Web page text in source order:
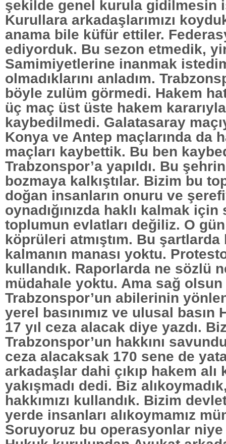
şekilde genel kurula gidilmesin
Kurullara arkadaşlarımızı
anama bile küfür ettiler.
ediyorduk. Bu sezon etmedik,
Samimiyetlerine inanmak
olmadıklarını anladım.
böyle zulüm görmedi. Hakem
üç maç üst üste hakem
kaybedilmedi. Galatasaray
Konya ve Antep maçlarında da
maçları kaybettik. Bu ben
Trabzonspor’a yapıldı. Bu
bozmaya kalkıştılar. Bizim bu
doğan insanların onuru ve
oynadığınızda haklı kalmak
toplumun evlatları değiliz. O
köprüleri atmıştım. Bu şartlarda
kalmanın manası yoktu. Protesto
kullandık. Raporlarda ne sözlü
müdahale yoktu. Ama sağ olsun
Trabzonspor’un abilerinin
yerel basınımız ve ulusal basın
17 yıl ceza alacak diye yazdı.
Trabzonspor’un hakkını
ceza alacaksak 170 sene de
arkadaşlar dahi çıkıp hakem alı
yakışmadı dedi. Biz
hakkımızı kullandık. Bizim
yerde insanları alıkoymamız
Soruyoruz bu operasyonlar niye